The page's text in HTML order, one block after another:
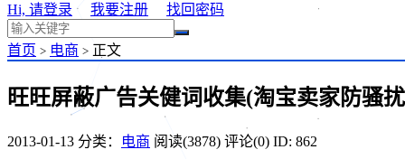
Hi, 请登录 我要注册 找回密码
首页 > 电商 > 正文
旺旺屏蔽广告关健词收集(淘宝卖家防骚
2013-01-13 分类： 电商 阅读(3878) 评论(0) ID: 862